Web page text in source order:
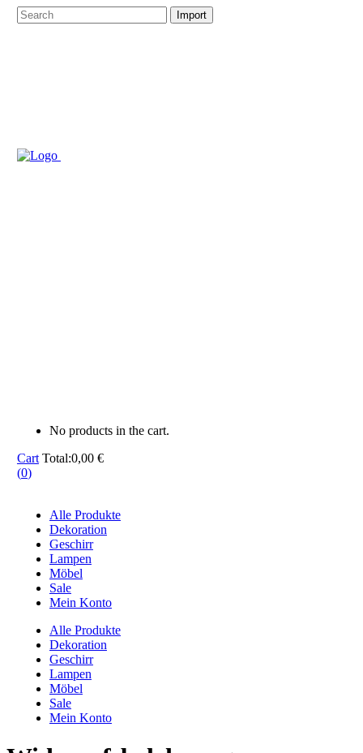
No products in the cart.
Cart Total:0,00 €
(0)
Alle Produkte
Dekoration
Geschirr
Lampen
Möbel
Sale
Mein Konto
Alle Produkte
Dekoration
Geschirr
Lampen
Möbel
Sale
Mein Konto